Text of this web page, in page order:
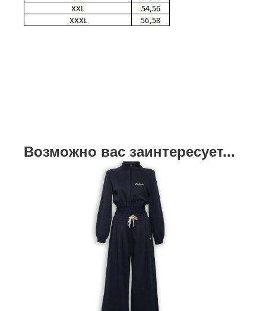
Возможно вас заинтересует...